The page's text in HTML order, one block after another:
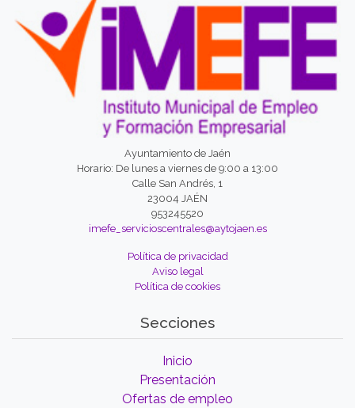
Ayuntamiento de Jaén
Horario: De lunes a viernes de 9:00 a 13:00
Calle San Andrés, 1
23004 JAÉN
953245520
imefe_servicioscentrales@aytojaen.es
Política de privacidad
Aviso legal
Política de cookies
Secciones
Inicio
Presentación
Ofertas de empleo